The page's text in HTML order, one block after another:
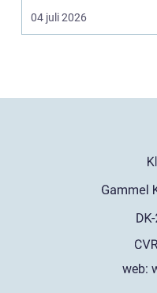
04 juli 2026
web: